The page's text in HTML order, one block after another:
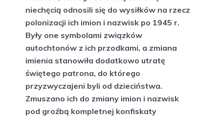
niechęcią odnosili się do wysiłków na rzecz
polonizacji ich imion i nazwisk po 1945 r.
Były one symbolami związków
autochtonów z ich przodkami, a zmiana
imienia stanowiła dodatkowo utratę
świętego patrona, do którego
przyzwyczajeni byli od dzieciństwa.
Zmuszano ich do zmiany imion i nazwisk
pod groźbą kompletnej konfiskaty